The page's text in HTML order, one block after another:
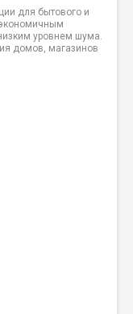
для бытового и
уровнем шума.
домов, магазинов